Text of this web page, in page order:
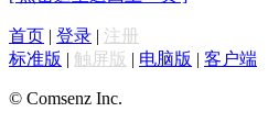
首页 | 登录 | 注册
标准版 | 触屏版 | 电脑版 | 客户端
© Comsenz Inc.